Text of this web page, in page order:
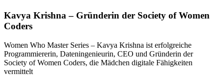
Kavya Krishna – Gründerin der Society of Women
Coders
Women Who Master Series – Kavya Krishna ist erfolgreiche
Programmiererin, Dateningenieurin, CEO und Gründerin der
Society of Women Coders, die Mädchen digitale Fähigkeiten
vermittelt